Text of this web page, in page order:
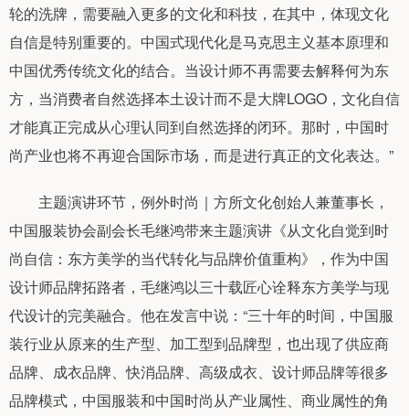
轮的洗牌，需要融入更多的文化和科技，在其中，体现文化
自信是特别重要的。中国式现代化是马克思主义基本原理和
中国优秀传统文化的结合。当设计师不再需要去解释何为东
方，当消费者自然选择本土设计而不是大牌LOGO，文化自信
才能真正完成从心理认同到自然选择的闭环。那时，中国时
尚产业也将不再迎合国际市场，而是进行真正的文化表达。”
主题演讲环节，例外时尚｜方所文化创始人兼董事长，
中国服装协会副会长毛继鸿带来主题演讲《从文化自觉到时
尚自信：东方美学的当代转化与品牌价值重构》，作为中国
设计师品牌拓路者，毛继鸿以三十载匠心诠释东方美学与现
代设计的完美融合。他在发言中说：“三十年的时间，中国服
装行业从原来的生产型、加工型到品牌型，也出现了供应商
品牌、成衣品牌、快消品牌、高级成衣、设计师品牌等很多
品牌模式，中国服装和中国时尚从产业属性、商业属性的角